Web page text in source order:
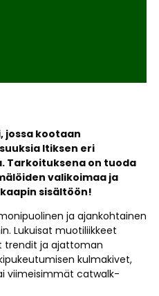
jossa kootaan
Itiksen eri
Tarkoituksena on tuoda
valikoimaa ja
sisältöön!
ja ajankohtainen
Lukuisat muotiliikkeet
trendit ja ajattoman
kulmakivet,
viimeisimmät catwalk-